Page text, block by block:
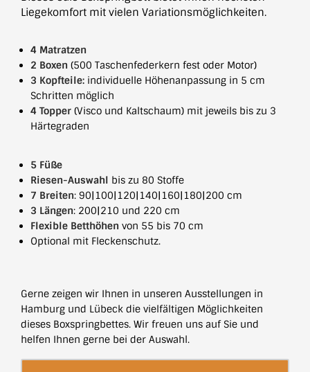
Liegekomfort mit vielen Variationsmöglichkeiten.
4 Matratzen
2 Boxen (500 Taschenfederkern fest oder Motor)
3 Kopfteile: individuelle Höhenanpassung in 5 cm
Schritten möglich
4 Topper (Visco und Kaltschaum) mit jeweils bis zu 3
Härtegraden
5 Füße
Riesen-Auswahl bis zu 80 Stoffe
7 Breiten: 90|100|120|140|160|180|200 cm
3 Längen: 200|210 und 220 cm
Flexible Betthöhen von 55 bis 70 cm
Optional mit Fleckenschutz.
Gerne zeigen wir Ihnen in unseren Ausstellungen in
Hamburg und Lübeck die vielfältigen Möglichkeiten
dieses Boxspringbettes. Wir freuen uns auf Sie und
helfen Ihnen gerne bei der Auswahl.